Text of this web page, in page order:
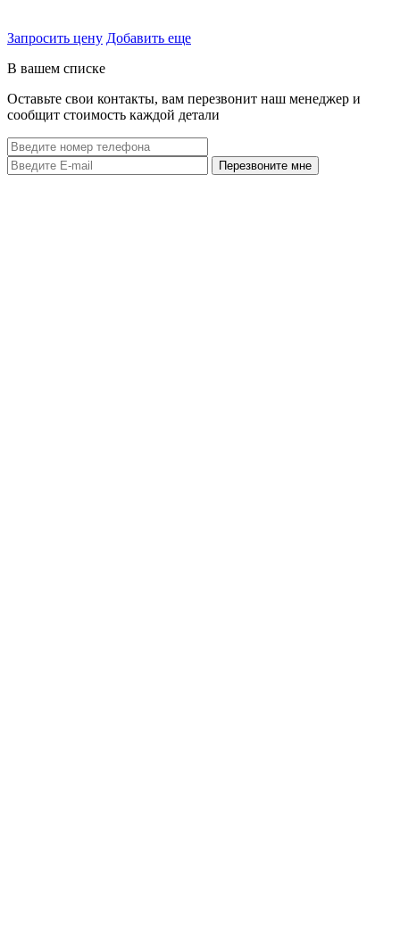
Запросить цену Добавить еще
В вашем списке
Оставьте свои контакты, вам перезвонит наш менеджер и
сообщит стоимость каждой детали
Перезвоните мне